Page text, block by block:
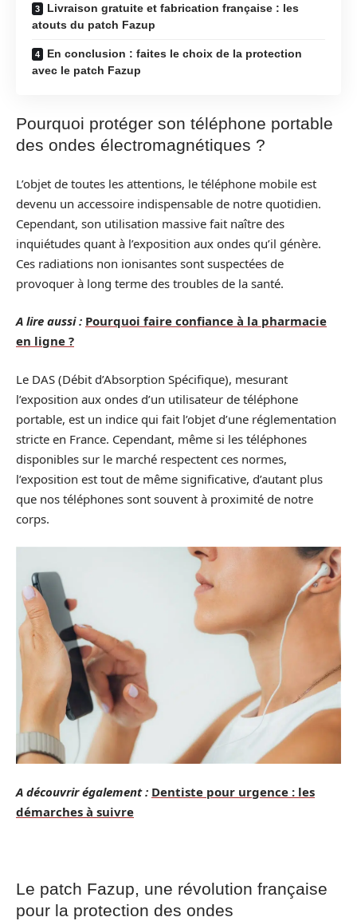
Livraison gratuite et fabrication française : les
atouts du patch Fazup
En conclusion : faites le choix de la protection
avec le patch Fazup
Pourquoi protéger son téléphone portable
des ondes électromagnétiques ?
L’objet de toutes les attentions, le téléphone mobile est
devenu un accessoire indispensable de notre quotidien.
Cependant, son utilisation massive fait naître des
inquiétudes quant à l’exposition aux ondes qu’il génère.
Ces radiations non ionisantes sont suspectées de
provoquer à long terme des troubles de la santé.
A lire aussi : Pourquoi faire confiance à la pharmacie
en ligne ?
Le DAS (Débit d’Absorption Spécifique), mesurant
l’exposition aux ondes d’un utilisateur de téléphone
portable, est un indice qui fait l’objet d’une réglementation
stricte en France. Cependant, même si les téléphones
disponibles sur le marché respectent ces normes,
l’exposition est tout de même significative, d’autant plus
que nos téléphones sont souvent à proximité de notre
corps.
A découvrir également : Dentiste pour urgence : les
démarches à suivre
Le patch Fazup, une révolution française
pour la protection des ondes